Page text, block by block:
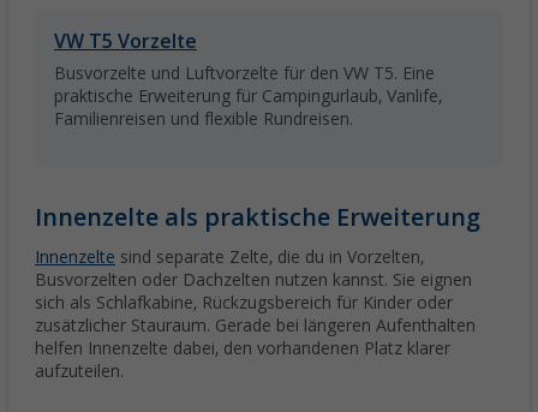
VW T5 Vorzelte
Busvorzelte und Luftvorzelte für den VW T5. Eine
praktische Erweiterung für Campingurlaub, Vanlife,
Familienreisen und flexible Rundreisen.
Innenzelte als praktische Erweiterung
Innenzelte sind separate Zelte, die du in Vorzelten,
Busvorzelten oder Dachzelten nutzen kannst. Sie eignen
sich als Schlafkabine, Rückzugsbereich für Kinder oder
zusätzlicher Stauraum. Gerade bei längeren Aufenthalten
helfen Innenzelte dabei, den vorhandenen Platz klarer
aufzuteilen.